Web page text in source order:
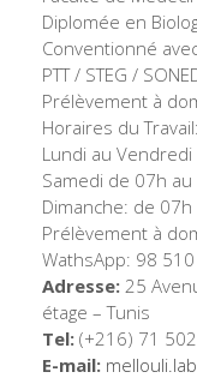
Diplomée en
Conventionné
PTT / STEG /
Prélèvement à
Horaires du
Lundi au
Samedi de 07h au
Dimanche: de
Prélèvement à
WathsApp: 98
Adresse: 25
étage – Tunis
Tel: (+216) 71
E-mail: